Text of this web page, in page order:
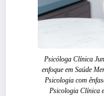
Psicóloga Clínica
enfoque em Saúde
Psicologia com
Psicologia Clínica